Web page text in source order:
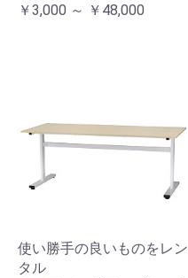
￥3,000 ～ ￥48,000
使い勝手の良いものをレン
タル